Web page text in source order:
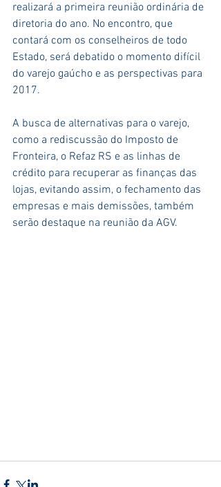
realizará a primeira reunião ordinária de
diretoria do ano. No encontro, que
contará com os conselheiros de todo
Estado, será debatido o momento difícil
do varejo gaúcho e as perspectivas para
2017.
A busca de alternativas para o varejo,
como a rediscussão do Imposto de
Fronteira, o Refaz RS e as linhas de
crédito para recuperar as finanças das
lojas, evitando assim, o fechamento das
empresas e mais demissões, também
serão destaque na reunião da AGV.